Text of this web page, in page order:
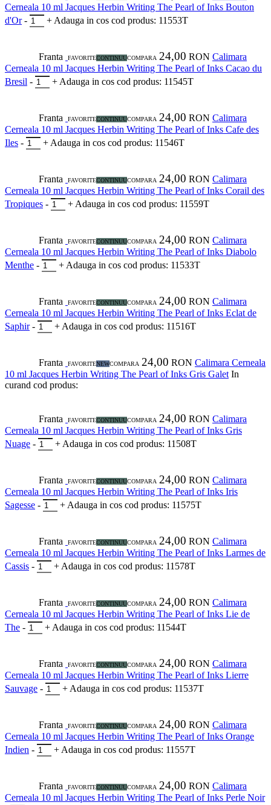
Cerneala 10 ml Jacques Herbin Writing The Pearl of Inks Bouton
d'Or - + Adauga in cos cod produs: 11553T
Franta FAVORITECONTINUUCOMPARA 24,00 RON Calimara
Cerneala 10 ml Jacques Herbin Writing The Pearl of Inks Cacao du
Bresil - + Adauga in cos cod produs: 11545T
Franta FAVORITECONTINUUCOMPARA 24,00 RON Calimara
Cerneala 10 ml Jacques Herbin Writing The Pearl of Inks Cafe des
Iles - + Adauga in cos cod produs: 11546T
Franta FAVORITECONTINUUCOMPARA 24,00 RON Calimara
Cerneala 10 ml Jacques Herbin Writing The Pearl of Inks Corail des
Tropiques - + Adauga in cos cod produs: 11559T
Franta FAVORITECONTINUUCOMPARA 24,00 RON Calimara
Cerneala 10 ml Jacques Herbin Writing The Pearl of Inks Diabolo
Menthe - + Adauga in cos cod produs: 11533T
Franta FAVORITECONTINUUCOMPARA 24,00 RON Calimara
Cerneala 10 ml Jacques Herbin Writing The Pearl of Inks Eclat de
Saphir - + Adauga in cos cod produs: 11516T
Franta FAVORITENEWCOMPARA 24,00 RON Calimara Cerneala
10 ml Jacques Herbin Writing The Pearl of Inks Gris Galet In
curand cod produs:
Franta FAVORITECONTINUUCOMPARA 24,00 RON Calimara
Cerneala 10 ml Jacques Herbin Writing The Pearl of Inks Gris
Nuage - + Adauga in cos cod produs: 11508T
Franta FAVORITECONTINUUCOMPARA 24,00 RON Calimara
Cerneala 10 ml Jacques Herbin Writing The Pearl of Inks Iris
Sagesse - + Adauga in cos cod produs: 11575T
Franta FAVORITECONTINUUCOMPARA 24,00 RON Calimara
Cerneala 10 ml Jacques Herbin Writing The Pearl of Inks Larmes de
Cassis - + Adauga in cos cod produs: 11578T
Franta FAVORITECONTINUUCOMPARA 24,00 RON Calimara
Cerneala 10 ml Jacques Herbin Writing The Pearl of Inks Lie de
The - + Adauga in cos cod produs: 11544T
Franta FAVORITECONTINUUCOMPARA 24,00 RON Calimara
Cerneala 10 ml Jacques Herbin Writing The Pearl of Inks Lierre
Sauvage - + Adauga in cos cod produs: 11537T
Franta FAVORITECONTINUUCOMPARA 24,00 RON Calimara
Cerneala 10 ml Jacques Herbin Writing The Pearl of Inks Orange
Indien - + Adauga in cos cod produs: 11557T
Franta FAVORITECONTINUUCOMPARA 24,00 RON Calimara
Cerneala 10 ml Jacques Herbin Writing The Pearl of Inks Perle Noir